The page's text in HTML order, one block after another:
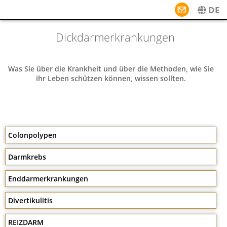
DE
DE
Dickdarmerkrankungen
Was Sie über die Krankheit und über die Methoden, wie Sie
ihr Leben schützen können, wissen sollten.
Colonpolypen
Darmkrebs
Enddarmerkrankungen
Divertikulitis
REIZDARM